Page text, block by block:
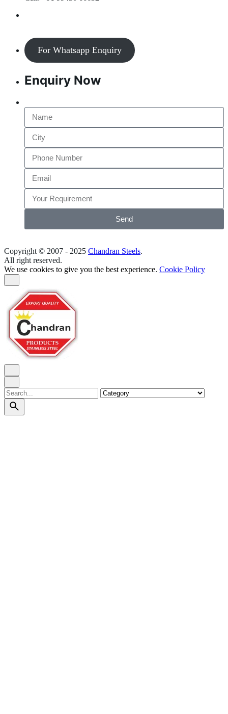
For Whatsapp Enquiry
Enquiry Now
Send
Copyright © 2007 - 2025 Chandran Steels.
All right reserved.
We use cookies to give you the best experience. Cookie Policy